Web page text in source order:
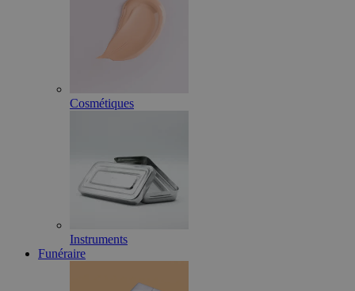
Cosmétiques
Instruments
Funéraire